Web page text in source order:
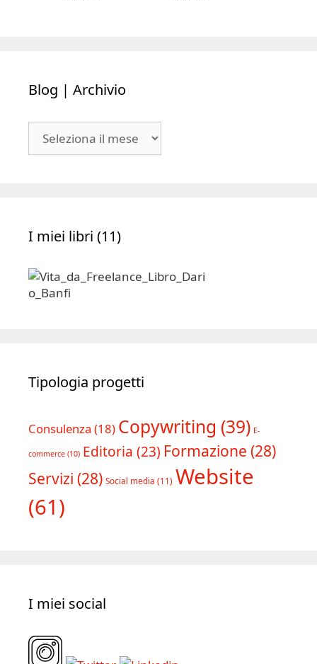
Blog | Archivio
I miei libri (11)
Tipologia progetti
Consulenza (18) Copywriting (39) E-
commerce (10) Editoria (23) Formazione (28)
Servizi (28) Social media (11) Website
(61)
I miei social